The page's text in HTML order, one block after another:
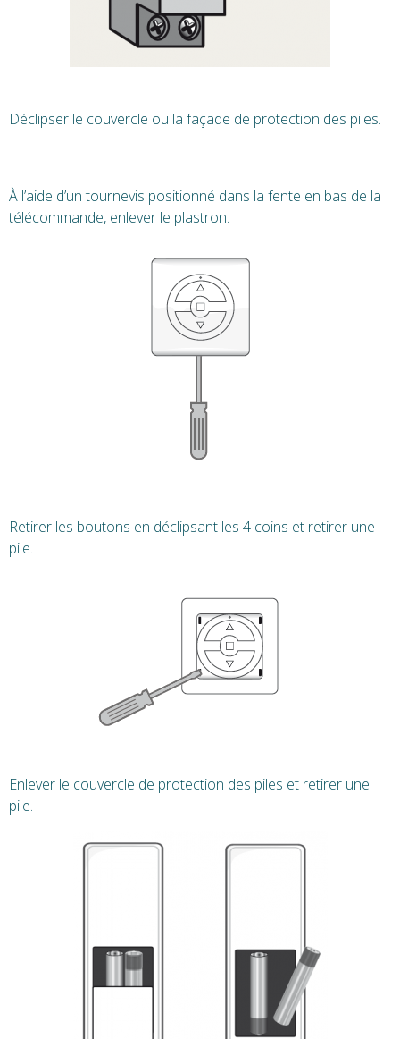
Déclipser le couvercle ou la façade de protection des piles.
À l’aide d’un tournevis positionné dans la fente en bas de la
télécommande, enlever le plastron.
Retirer les boutons en déclipsant les 4 coins et retirer une
pile.
Enlever le couvercle de protection des piles et retirer une
pile.